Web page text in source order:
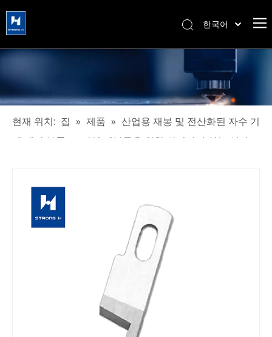
한국어
Türk dili
Tiếng Việt
Español
현재 위치: 집 » 제품 » 산업용 재봉 및 전산화된 자수 기
계 예비 부품
산업 재봉틀을 위한 안정되어 있는 성과